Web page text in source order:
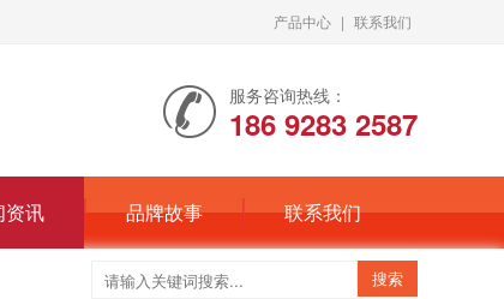
产品中心 | 联系我们
服务咨询热线：
186 9283 2587
资讯 品牌故事 联系我们